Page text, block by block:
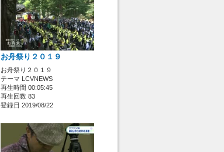
お舟祭り２０１９
お舟祭り２０１９
テーマ LCVNEWS
再生時間 00:05:45
再生回数 83
登録日 2019/08/22